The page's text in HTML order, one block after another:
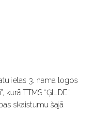
ielas 3. nama logos
TTMS “ĢILDE”
skaistumu šajā